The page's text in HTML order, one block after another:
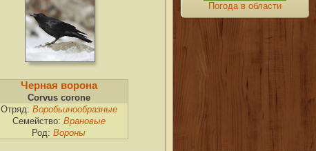
Погода в области
Черная ворона
Corvus corone
Отряд: Воробьинообразные
Семейство: Врановые
Род: Вороны